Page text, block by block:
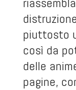
piuttosto
così da
delle
pagine,